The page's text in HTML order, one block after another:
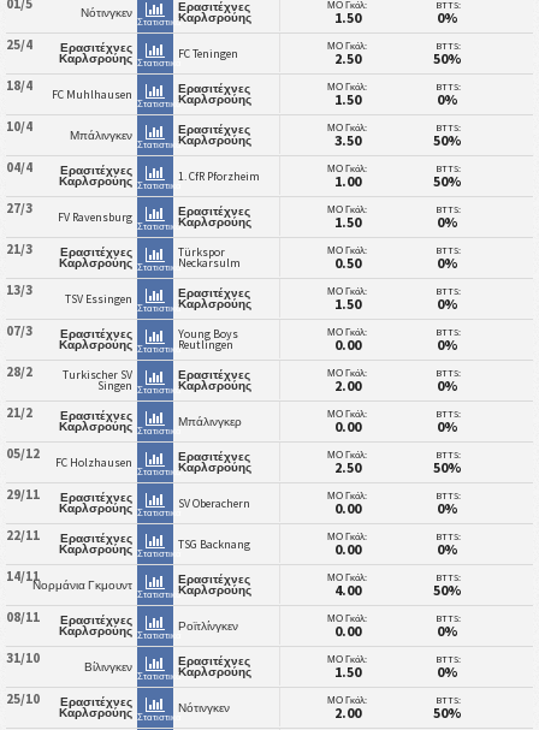
01/5 Νότινγκεν
Στατιστικά
Ερασιτέχνες
Καρλσρούης
ΜΟ Γκόλ:
1.50
BTTS:
0%
25/4 Ερασιτέχνες
Καρλσρούης Στατιστικά
FC Teningen ΜΟ Γκόλ:
2.50
BTTS:
50%
18/4 FC Muhlhausen
Στατιστικά
Ερασιτέχνες
Καρλσρούης
ΜΟ Γκόλ:
1.50
BTTS:
0%
10/4 Μπάλινγκεν
Στατιστικά
Ερασιτέχνες
Καρλσρούης
ΜΟ Γκόλ:
3.50
BTTS:
50%
04/4 Ερασιτέχνες
Καρλσρούης Στατιστικά
1. CfR Pforzheim ΜΟ Γκόλ:
1.00
BTTS:
50%
27/3 FV Ravensburg
Στατιστικά
Ερασιτέχνες
Καρλσρούης
ΜΟ Γκόλ:
1.50
BTTS:
0%
21/3 Ερασιτέχνες
Καρλσρούης Στατιστικά
Türkspor
Neckarsulm
ΜΟ Γκόλ:
0.50
BTTS:
0%
13/3 TSV Essingen
Στατιστικά
Ερασιτέχνες
Καρλσρούης
ΜΟ Γκόλ:
1.50
BTTS:
0%
07/3 Ερασιτέχνες
Καρλσρούης Στατιστικά
Young Boys
Reutlingen
ΜΟ Γκόλ:
0.00
BTTS:
0%
28/2 Turkischer SV
Singen Στατιστικά
Ερασιτέχνες
Καρλσρούης
ΜΟ Γκόλ:
2.00
BTTS:
0%
21/2 Ερασιτέχνες
Καρλσρούης Στατιστικά
Μπάλινγκερ ΜΟ Γκόλ:
0.00
BTTS:
0%
05/12 FC Holzhausen
Στατιστικά
Ερασιτέχνες
Καρλσρούης
ΜΟ Γκόλ:
2.50
BTTS:
50%
29/11 Ερασιτέχνες
Καρλσρούης Στατιστικά
SV Oberachern ΜΟ Γκόλ:
0.00
BTTS:
0%
22/11 Ερασιτέχνες
Καρλσρούης Στατιστικά
TSG Backnang ΜΟ Γκόλ:
0.00
BTTS:
0%
14/11Νορμάνια Γκμουντ
Στατιστικά
Ερασιτέχνες
Καρλσρούης
ΜΟ Γκόλ:
4.00
BTTS:
50%
08/11 Ερασιτέχνες
Καρλσρούης Στατιστικά
Ροϊτλίνγκεν ΜΟ Γκόλ:
0.00
BTTS:
0%
31/10 Βίλινγκεν
Στατιστικά
Ερασιτέχνες
Καρλσρούης
ΜΟ Γκόλ:
1.50
BTTS:
0%
25/10 Ερασιτέχνες
Καρλσρούης Στατιστικά
Νότινγκεν ΜΟ Γκόλ:
2.00
BTTS:
50%